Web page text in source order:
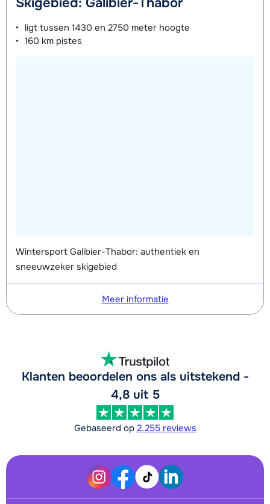
ligt tussen 1430 en 2750 meter hoogte
160 km pistes
Wintersport Galibier-Thabor: authentiek en
sneeuwzeker skigebied
Meer informatie
Klanten beoordelen ons als uitstekend -
4,8 uit 5
Gebaseerd op 2.255 reviews